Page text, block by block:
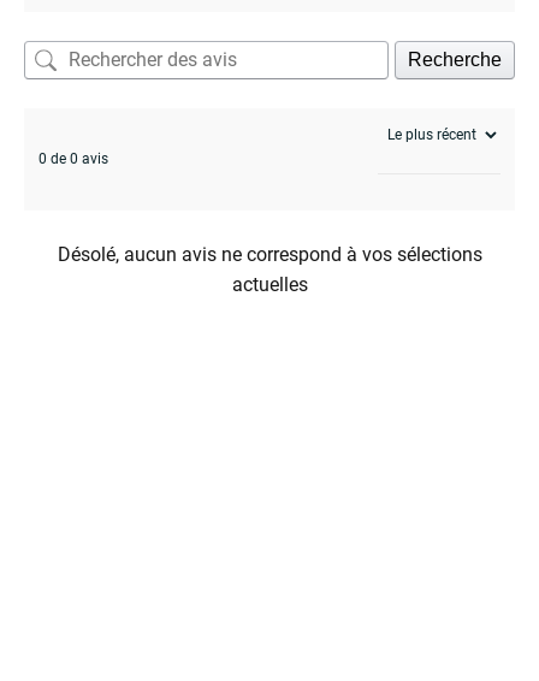
Recherche
0 de 0 avis
Désolé, aucun avis ne correspond à vos sélections
actuelles